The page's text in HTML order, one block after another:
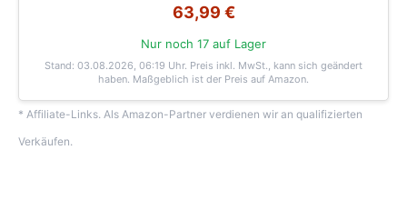
63,99 €
Nur noch 17 auf Lager
Stand: 03.08.2026, 06:19 Uhr. Preis inkl. MwSt., kann sich geändert
haben. Maßgeblich ist der Preis auf Amazon.
* Affiliate-Links. Als Amazon-Partner verdienen wir an qualifizierten
Verkäufen.